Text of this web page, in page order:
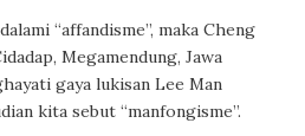
“affandisme”, maka Cheng
Megamendung, Jawa
gaya lukisan Lee Man
kita sebut “manfongisme”.